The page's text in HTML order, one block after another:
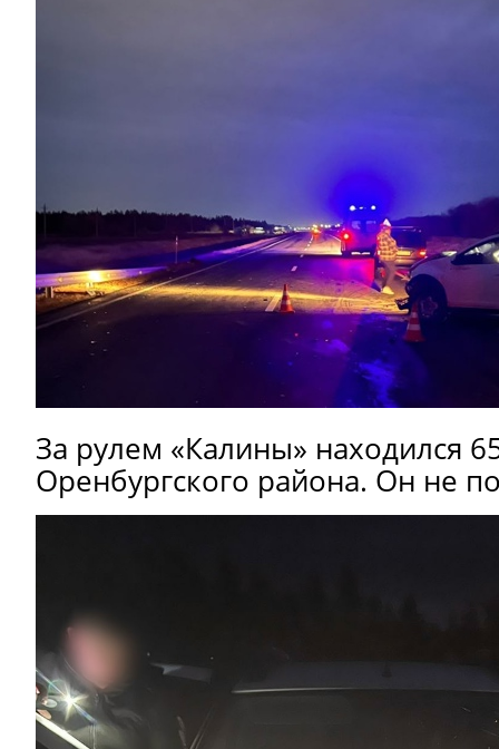
За рулем «Калины» находился
Оренбургского района. Он не